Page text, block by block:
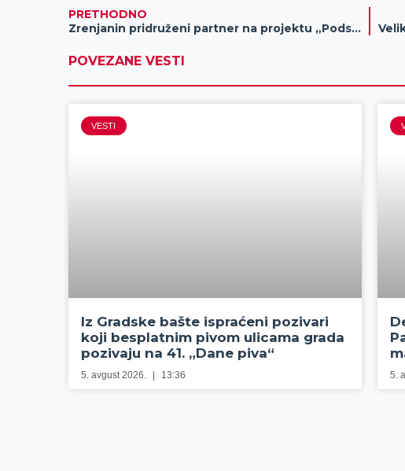
PRETHODNO
Zrenjanin pridruženi partner na projektu „Podsticanje mladih za učešće u procesu EU integracija“ (REBOOTING)
POVEZANE VESTI
VESTI
Iz Gradske bašte ispraćeni pozivari
koji besplatnim pivom ulicama grada
pozivaju na 41. „Dane piva“
5. avgust 2026. 13:36 5.